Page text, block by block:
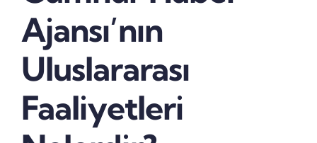
Ajansı’nın
Uluslararası
Faaliyetleri